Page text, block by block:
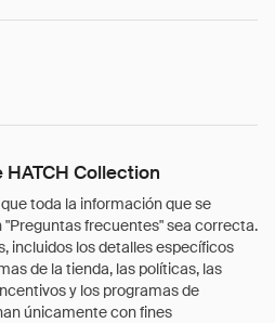
Collection
toda la información que se
frecuentes" sea correcta.
incluidos los detalles específicos
de la tienda, las políticas, las
y los programas de
únicamente con fines